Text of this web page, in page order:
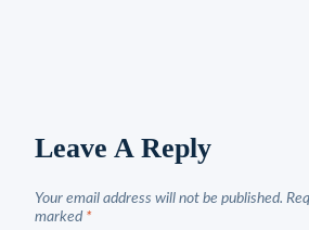
Leave A Reply
Your email address will not be published.
marked *